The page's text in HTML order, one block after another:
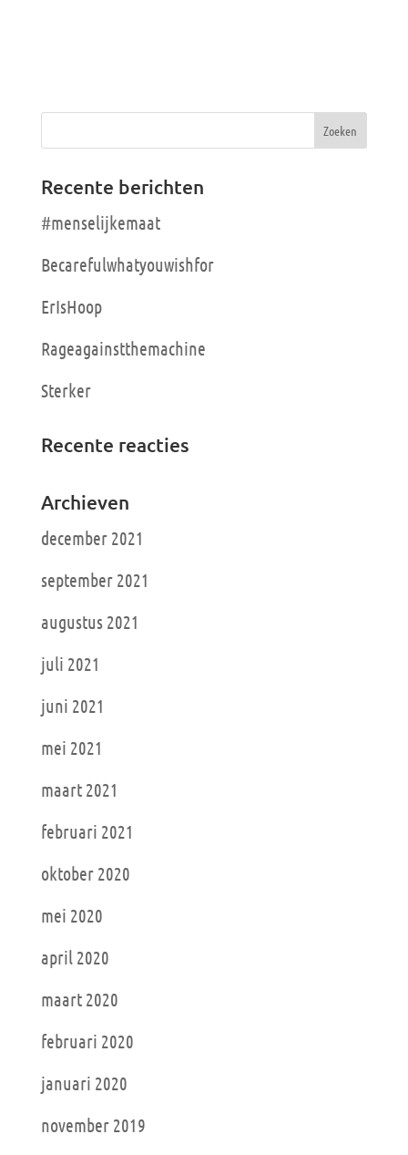
Recente berichten
#menselijkemaat
Becarefulwhatyouwishfor
ErIsHoop
Rageagainstthemachine
Sterker
Recente reacties
Archieven
december 2021
september 2021
augustus 2021
juli 2021
juni 2021
mei 2021
maart 2021
februari 2021
oktober 2020
mei 2020
april 2020
maart 2020
februari 2020
januari 2020
november 2019